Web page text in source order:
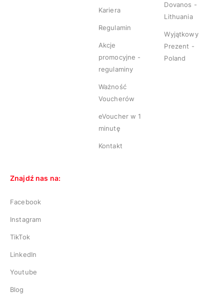
Kariera
Regulamin
Akcje
promocyjne -
regulaminy
Ważność
Voucherów
eVoucher w 1
minutę
Kontakt
Dovanos -
Lithuania
Wyjątkowy
Prezent -
Poland
Znajdź nas na:
Facebook
Instagram
TikTok
LinkedIn
Youtube
Blog